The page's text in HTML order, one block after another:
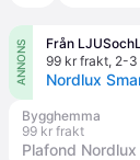
ANNONS
Från
99 kr frakt, 2-3
Nordlux
Bygghemma
99 kr frakt